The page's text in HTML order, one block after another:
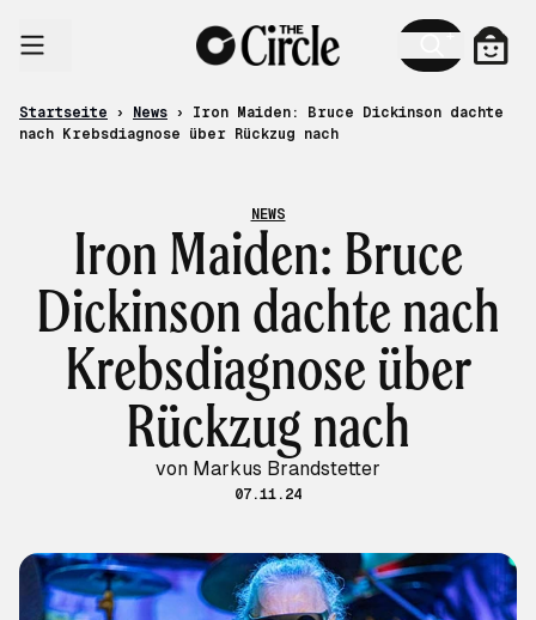
Startseite › News ›
Iron Maiden: Bruce Dickinson dachte
nach Krebsdiagnose über Rückzug nach
NEWS
Iron Maiden: Bruce
Dickinson dachte nach
Krebsdiagnose über
Rückzug nach
von Markus Brandstetter
07.11.24